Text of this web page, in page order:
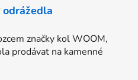
značky kol WOOM,
prodávat na kamenné